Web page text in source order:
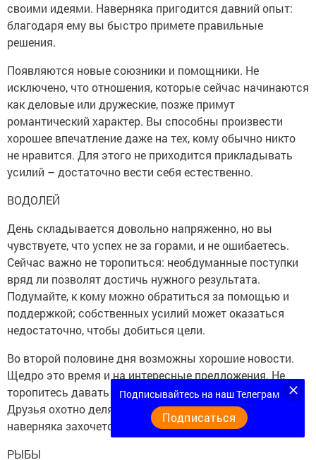
своими идеями. Наверняка пригодится давний опыт:
благодаря ему вы быстро примете правильные
решения.
Появляются новые союзники и помощники. Не
исключено, что отношения, которые сейчас начинаются
как деловые или дружеские, позже примут
романтический характер. Вы способны произвести
хорошее впечатление даже на тех, кому обычно никто
не нравится. Для этого не приходится прикладывать
усилий – достаточно вести себя естественно.
ВОДОЛЕЙ
День складывается довольно напряженно, но вы
чувствуете, что успех не за горами, и не ошибаетесь.
Сейчас важно не торопиться: необдуманные поступки
вряд ли позволят достичь нужного результата.
Подумайте, к кому можно обратиться за помощью и
поддержкой; собственных усилий может оказаться
недостаточно, чтобы добиться цели.
Во второй половине дня возможны хорошие новости.
Щедро это время и на интересные предложения. Не
торопитесь давать ответ: стоит все хорошо обдумать.
Друзья охотно делятся интересными идеями, вам
наверняка захочется поддержать их.
РЫБЫ
Подписывайтесь на наш Телеграм
Подписаться